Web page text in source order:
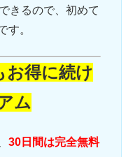
きるので、初めて
す。
お得に続け
ム
30日間は完全無料